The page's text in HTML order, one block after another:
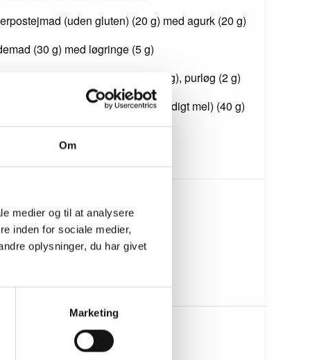
Om
medier og til at analysere
inden for sociale medier,
oplysninger, du har givet
Marketing
(uden gluten) (20 g) med agurk (20 g)
(30 g) med løgringe (5 g)
(40 g) med mayonnaise (5 g), purløg (2 g)
(fars rørt uden glutenholdigt mel) (40 g)
(10 g)
letmælk (150 ml)
(8 g smør/blød margarine)
ost 45+ (20 g)
(125 g tilberedt/150 g råt)